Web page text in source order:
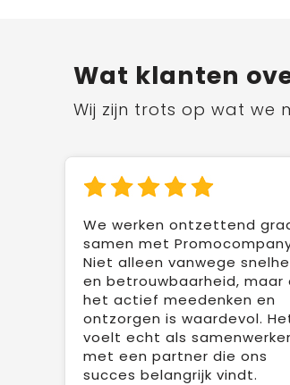
Wat klanten
Wij zijn trots op wat we
We werken ontzettend
samen met
Niet alleen vanwege
en betrouwbaarheid, maar
het actief meedenken en
ontzorgen is waardevol.
voelt echt als
met een partner die ons
succes belangrijk vindt.